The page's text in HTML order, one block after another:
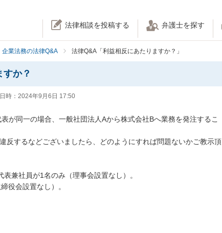
法律相談を投稿する 弁護士を探す
企業法務の法律Q&A 法律Q&A「利益相反にあたりますか？」
か？
時： 2024年9月6日 17:50
が同一の場合、一般社団法人Aから株式会社Bへ業務を発注するこ
反するなどございましたら、どのようにすれば問題ないかご教示頂
兼社員が1名のみ（理事会設置なし）。
役会設置なし）。